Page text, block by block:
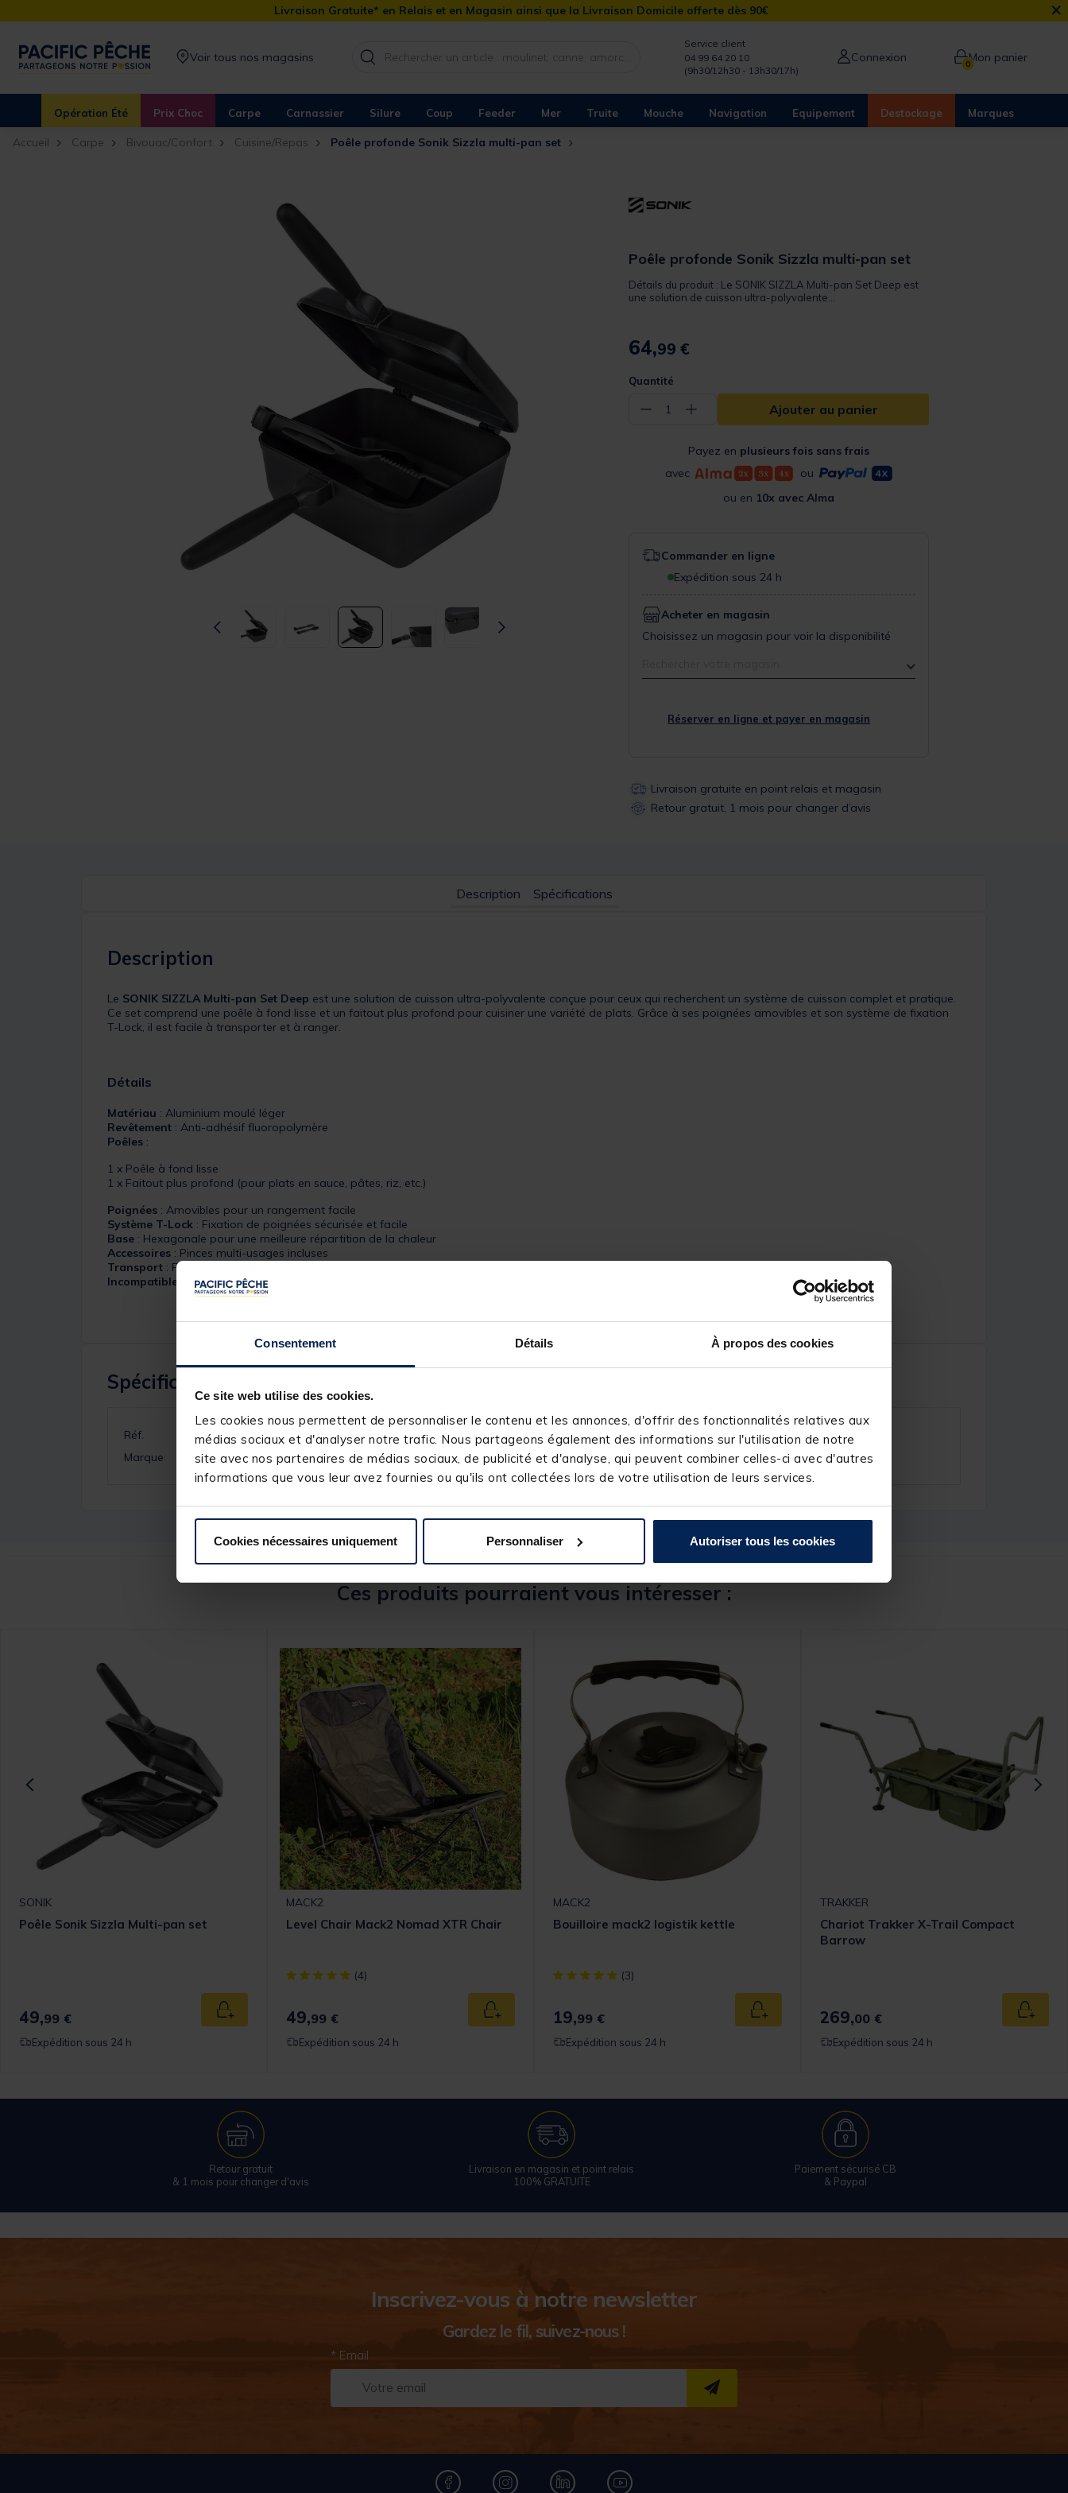
Consentement Détails À propos des cookies
Ce site web utilise des cookies.
Les cookies nous permettent de personnaliser le contenu et les annonces, d'offrir des fonctionnalités relatives aux
médias sociaux et d'analyser notre trafic. Nous partageons également des informations sur l'utilisation de notre
site avec nos partenaires de médias sociaux, de publicité et d'analyse, qui peuvent combiner celles-ci avec d'autres
informations que vous leur avez fournies ou qu'ils ont collectées lors de votre utilisation de leurs services.
Cookies nécessaires uniquement Personnaliser Autoriser tous les cookies
Livraison Gratuite* en Relais et en Magasin ainsi que la Livraison Domicile offerte dès 90€ ×
Voir tous nos magasins
Service client
04 99 64 20 10
(9h30/12h30 - 13h30/17h)
Connexion 0Mon panier
Opération Été Prix Choc Carpe Carnassier Silure Coup Feeder Mer Truite Mouche Navigation Equipement Destockage Marques
Accueil Carpe Bivouac/Confort Cuisine/Repas Poêle profonde Sonik Sizzla multi-pan set
Poêle profonde Sonik Sizzla multi-pan set
Détails du produit : Le SONIK SIZZLA Multi-pan Set Deep est
une solution de cuisson ultra-polyvalente...
64,99 €
Quantité
− 1 + Ajouter au panier
Payez en plusieurs fois sans frais
avec
ou
ou en 10x avec Alma
Commander en ligne
Expédition sous 24 h
Acheter en magasin
Choisissez un magasin pour voir la disponibilité
Réserver en ligne et payer en magasin
Livraison gratuite en point relais et magasin
Retour gratuit, 1 mois pour changer d’avis
Description Spécifications
Description
Le SONIK SIZZLA Multi-pan Set Deep est une solution de cuisson ultra-polyvalente conçue pour ceux qui recherchent un système de cuisson complet et pratique.
Ce set comprend une poêle à fond lisse et un faitout plus profond pour cuisiner une variété de plats. Grâce à ses poignées amovibles et son système de fixation
T-Lock, il est facile à transporter et à ranger.
Détails
Matériau : Aluminium moulé léger
Revêtement : Anti-adhésif fluoropolymère
Poêles :
1 x Poêle à fond lisse
1 x Faitout plus profond (pour plats en sauce, pâtes, riz, etc.)
Poignées : Amovibles pour un rangement facile
Système T-Lock : Fixation de poignées sécurisée et facile
Base : Hexagonale pour une meilleure répartition de la chaleur
Accessoires : Pinces multi-usages incluses
Transport : Fermeture à ressort amovible pour un transport pratique
Incompatible avec les foyers à induction
Spécifications
Réf.
241114-1
Marque
SONIK
Ces produits pourraient vous intéresser :
panier
SONIK
Poêle Sonik Sizzla Multi-pan set
49,99 € Ajouter au panier
Expédition sous 24 h
MACK2
Level Chair Mack2 Nomad XTR Chair
[object Object] out of 5 Customer Rating
(4)
49,99 € Ajouter au panier
Expédition sous 24 h
MACK2
Bouilloire mack2 logistik kettle
[object Object] out of 5 Customer Rating
(3)
19,99 € Ajouter au panier
Expédition sous 24 h
TRAKKER
Chariot Trakker X-Trail Compact
Barrow
269,00 € Ajouter
Expédition sous 24 h
Retour gratuit
& 1 mois pour changer d'avis
Livraison en magasin et point relais
100% GRATUITE
Paiement sécurisé CB
& Paypal
Inscrivez-vous à notre newsletter
Gardez le fil, suivez-nous !
* Email
S''INSCRIRE